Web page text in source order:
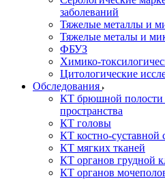
заболеваний
Тяжелые металлы и
Тяжелые металы и
ФБУЗ
Химико-
Цитологические
Обследования
КТ брюшной
пространства
КТ головы
КТ костно-суставной
КТ мягких тканей
КТ органов грудной
КТ органов